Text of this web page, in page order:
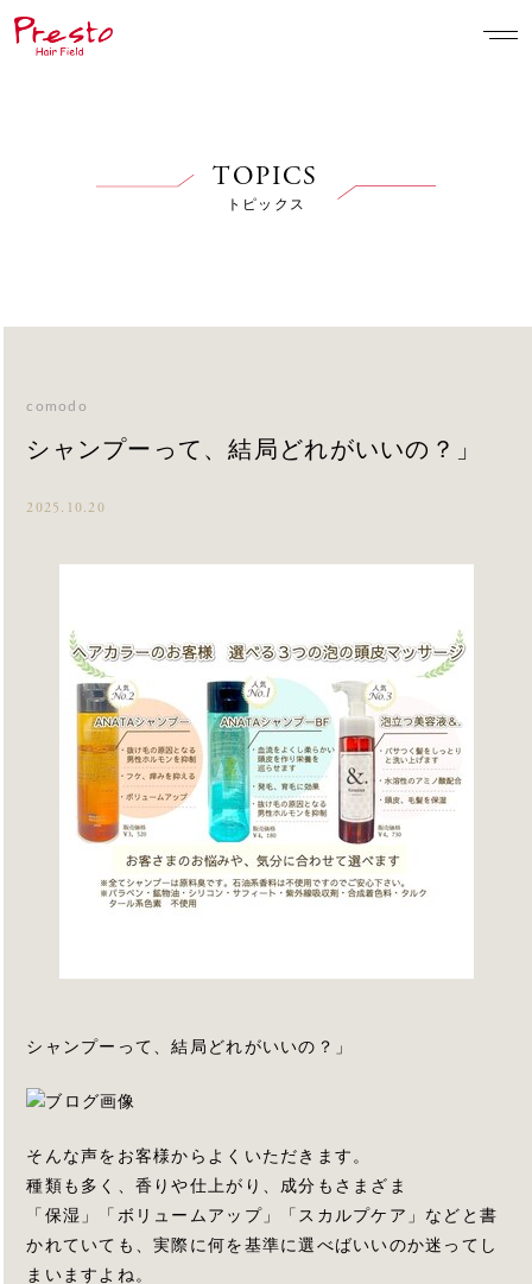
TOPICS
トピックス
comodo
シャンプーって、結局どれがいいの？」
2025.10.20
シャンプーって、結局どれがいいの？」
そんな声をお客様からよくいただきます。
種類も多く、香りや仕上がり、成分もさまざま
「保湿」「ボリュームアップ」「スカルプケア」などと書
かれていても、実際に何を基準に選べばいいのか迷ってし
まいますよね。